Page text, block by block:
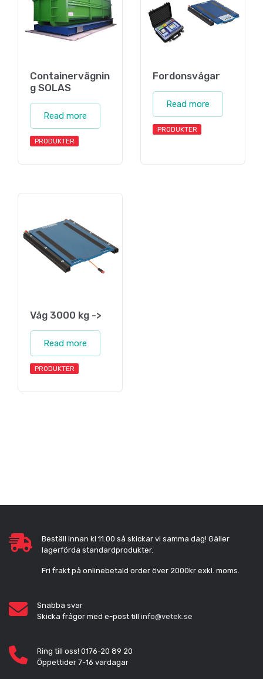
Containervägnin
g SOLAS
Read more
PRODUKTER
Fordonsvågar
Read more
PRODUKTER
Våg 3000 kg ->
Read more
PRODUKTER
Beställ innan kl 11.00 så skickar vi samma dag! Gäller
lagerförda standardprodukter.
Fri frakt på onlinebetald order över 2000kr exkl. moms.
Snabba svar
Skicka frågor med e-post till info@vetek.se
Ring till oss! 0176-20 89 20
Öppettider 7-16 vardagar